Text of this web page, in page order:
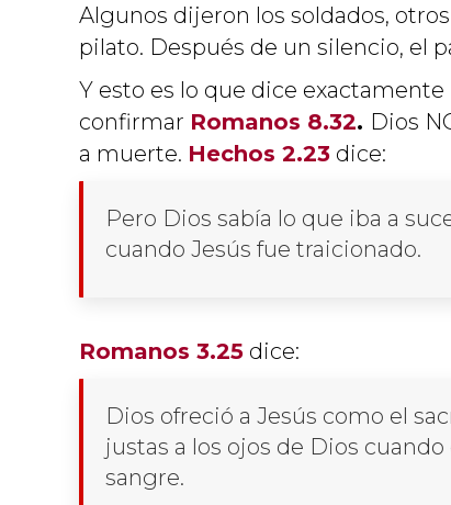
Algunos dijeron los soldados,
pilato. Después de un silencio, el
Y esto es lo que dice exactamente
confirmar Romanos 8.32. Dios
a muerte. Hechos 2.23 dice:
Pero Dios sabía lo que iba a
cuando Jesús fue traicionado.
Romanos 3.25 dice:
Dios ofreció a Jesús como el
justas a los ojos de Dios
sangre.